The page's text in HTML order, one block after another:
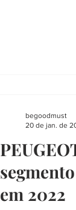
em 2022
begoodmust
20 de jan. de